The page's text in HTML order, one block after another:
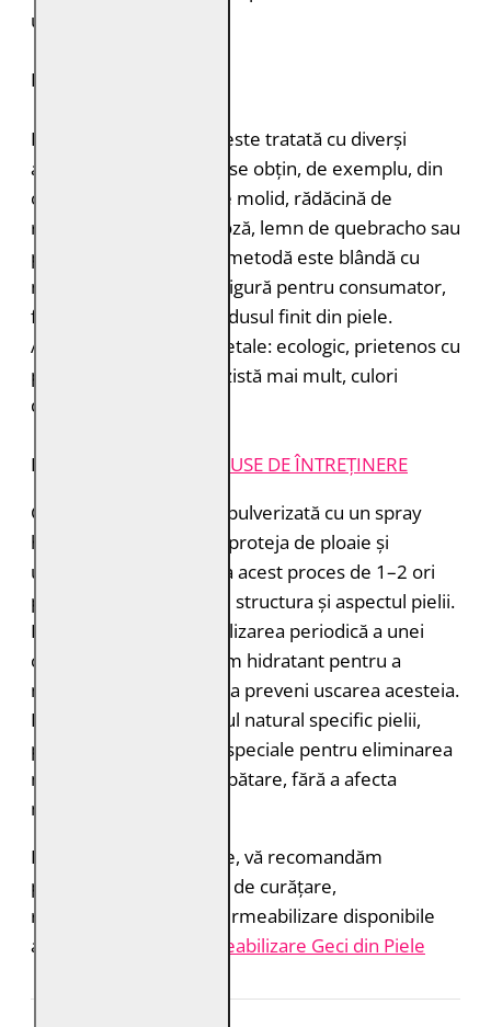
unic.
DURABILITATE
Pielea tăbăcită vegetal este tratată cu diverși
agenți de tăbăcire care se obțin, de exemplu, din
coajă de stejar, coajă de molid, rădăcină de
rubarbă, coajă de mimoză, lemn de quebracho sau
păstăi de tara. Această metodă este blândă cu
mediul înconjurător și sigură pentru consumator,
fără a lăsa toxine în produsul finit din piele.
Avantajele tăbăcirii vegetale: ecologic, prietenos cu
pielea, miros plăcut, rezistă mai mult, culori
deosebite.
INSTRUCȚIUNI ȘI
PRODUSE DE ÎNTREȚINERE
Geaca de piele trebuie pulverizată cu un spray
hidroizolant pentru a o proteja de ploaie și
umiditate. Puteți repeta acest proces de 1–2 ori
pe an pentru a menține structura și aspectul pielii.
Este recomandată și utilizarea periodică a unei
creme sau a unui balsam hidratant pentru a
menține pielea suplă și a preveni uscarea acesteia.
Dacă nu vă place mirosul natural specific pielii,
puteți folosi sprayurile speciale pentru eliminarea
mirosurilor și reîmprospătare, fără a afecta
materialul.
Pentru rezultate optime, vă recomandăm
produsele profesionale de curățare,
reîmprospătare și impermeabilizare disponibile
aici:
Îngrijire și Impermeabilizare Geci din Piele